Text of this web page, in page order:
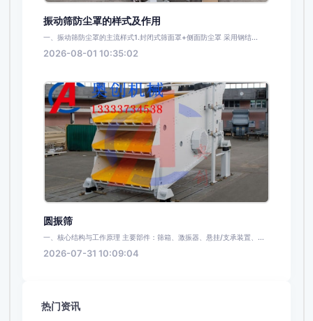
振动筛防尘罩的样式及作用
一、振动筛防尘罩的主流样式1.封闭式筛面罩+侧面防尘罩 采用钢结...
2026-08-01 10:35:02
圆振筛
一、核心结构与工作原理 主要部件：筛箱、激振器、悬挂/支承装置、...
2026-07-31 10:09:04
热门资讯